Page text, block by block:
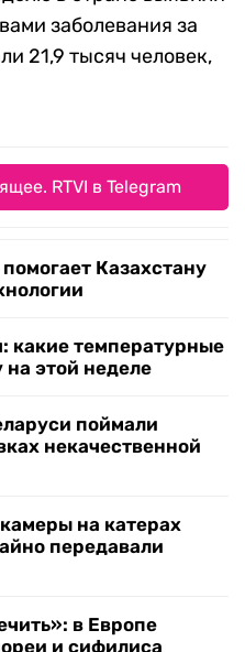
заболевания за
21,9 тысяч человек,
RTVI в Telegram
Казахстану
какие температурные
этой неделе
поймали
некачественной
на катерах
передавали
в Европе
и сифилиса